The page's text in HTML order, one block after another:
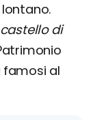
castello di
famosi al